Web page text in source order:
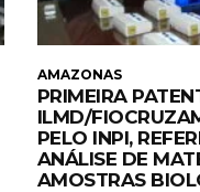
AMAZONAS
PRIMEIRA
ILMD/
PELO INPI,
ANÁLISE DE
AMOSTRAS